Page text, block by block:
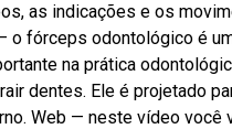
as indicações e os
o fórceps odontológico é
na prática
dentes. Ele é projetado
Web — neste vídeo você